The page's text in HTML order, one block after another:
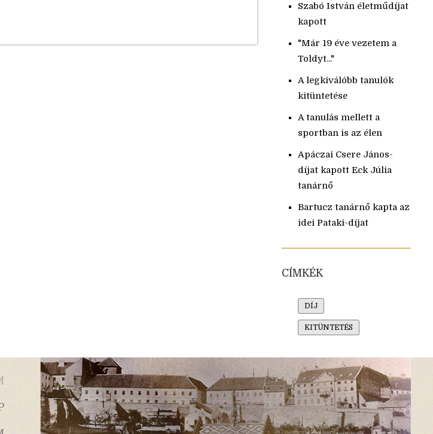
Szabó István életműdíjat
kapott
"Már 19 éve vezetem a
Toldyt..."
A legkiválóbb tanulók
kitüntetése
A tanulás mellett a
sportban is az élen
Apáczai Csere János-
díjat kapott Eck Júlia
tanárnő
Bartucz tanárnő kapta az
idei Pataki-díjat
CÍMKÉK
DÍJ
KITÜNTETÉS